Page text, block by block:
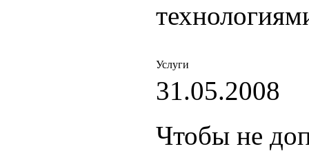
Услуги
31.05.2008
Чтобы не